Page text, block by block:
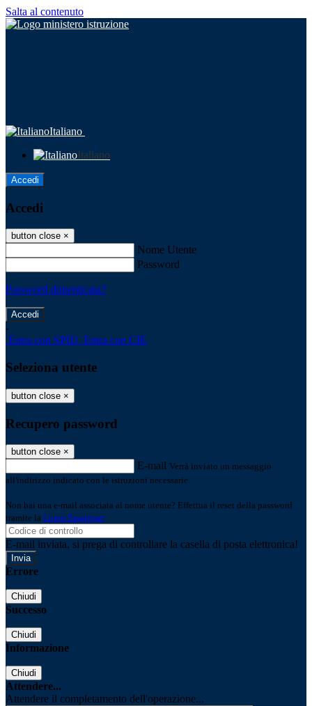
Salta al contenuto
Italiano
Italiano
Accedi
Accedi
button close ×
Nome Utente
Password
Password dimenticata?
-
Entra con SPID Entra con CIE
Seleziona utente
button close ×
Recupero password
button close ×
E-mail Verrà inviato un messaggio
all'indirizzo indicato con le istruzioni necessarie.
Non hai una e-mail associata al nome utente? Effettua il reset della password
tramite la Login Spaggiari
E-mail inviata, si prega di controllare la casella di posta elettronica!
Errore
Chiudi
Successo
Chiudi
Informazione
Chiudi
Attendere...
Attendere il completamento dell'operazione...